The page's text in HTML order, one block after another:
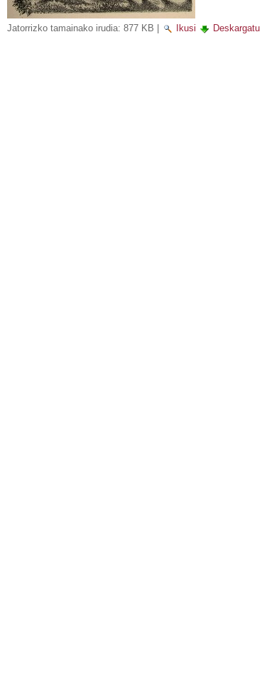
Jatorrizko tamainako irudia: 877 KB Ikusi Deskargatu